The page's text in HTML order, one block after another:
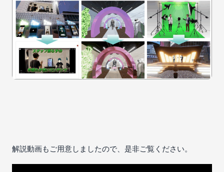
解説動画もご用意しましたので、是非ご覧ください。